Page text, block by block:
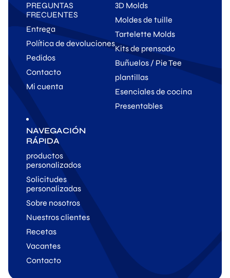
PREGUNTAS
FRECUENTES
Entrega
Política de devoluciones
Pedidos
Contacto
Mi cuenta
3D Molds
Moldes de tuille
Tartelette Molds
Kits de prensado
Buñuelos / Pie Tee
plantillas
Esenciales de cocina
Presentables
NAVEGACIÓN
RÁPIDA
productos
personalizados
Solicitudes
personalizadas
Sobre nosotros
Nuestros clientes
Recetas
Vacantes
Contacto